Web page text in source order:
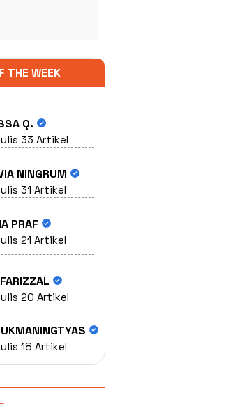
THE WEEK
Q.
33 Artikel
NINGRUM
31 Artikel
PRAF
21 Artikel
20 Artikel
18 Artikel